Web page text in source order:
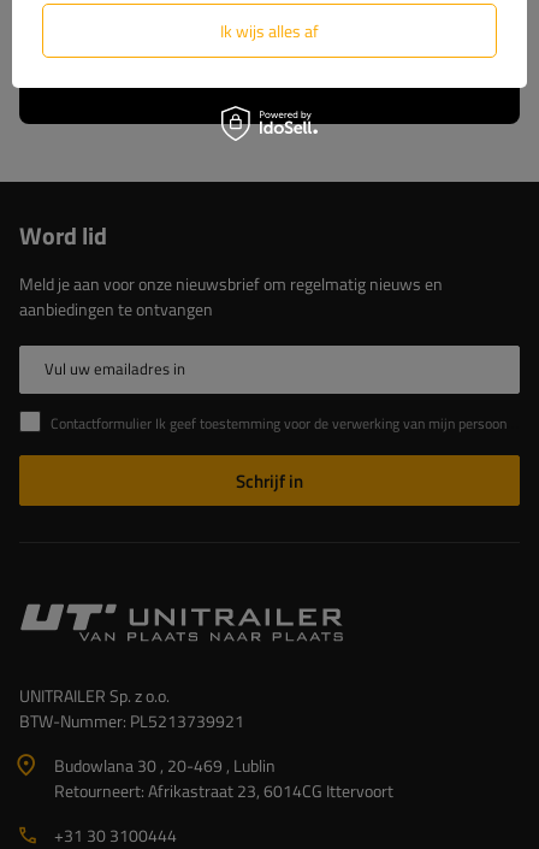
Lees meer over ons
Word lid
Meld je aan voor onze nieuwsbrief om regelmatig nieuws en
aanbiedingen te ontvangen
Vul uw emailadres in
Contactformulier Ik geef toestemming voor de verwerking van mijn persoonlijke gegevens in het contactformulier in overeenstemming met de Verordening van het Europees Parlement en de Raad (EU)
Schrijf in
UNITRAILER Sp. z o.o.
BTW-Nummer: PL5213739921
Budowlana 30 , 20-469 , Lublin
Retourneert: Afrikastraat 23, 6014CG Ittervoort
+31 30 3100444
Ik wijs alles af